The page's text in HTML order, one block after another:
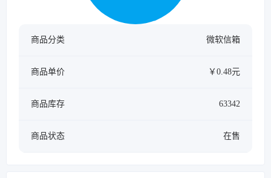
商品分类 微软信箱
商品单价 ￥0.48元
商品库存 63342
商品状态 在售